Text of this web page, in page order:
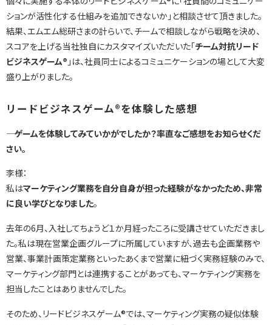
ションが活性化する仕組みを追加できないか」と相談させて頂きました。
結果、エムエム総研さまの計らいで、チームで相談しながら戦略を決め、
スコアを上げる当社独自にカスタマイズいただいた「チーム対抗リード
ビジネスゲーム® 」は、社員同士によるコミュニケーションの場として大変
盛り上がりました。
リードビジネスゲーム®を体験した感想
―― ゲームを体験してみていかがでしたか？率直なご感想をお知らせくだ
さい。
李様：
私はマーケティング業務を自分自身が担った経験がなかったため、非常
に良い学びとなりました。
去年の6月、入社してちょうど１か月経ったころに受講させていただきまし
た。私は現在営業企画グループに所属していますが、過去も企画業務や
営業、事業計画策定業務といったあくまで営業に紐づく実務経験のみで、
マーケティング部門とは連携することがあっても、マーケティング実務を
担当したことはありませんでした。
そのため、リードビジネスゲーム®では、マーケティング実務の疑似体験